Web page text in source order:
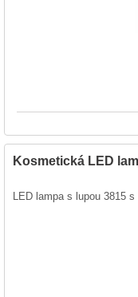
Kosmetická LED
LED lampa s lupou 3815 s